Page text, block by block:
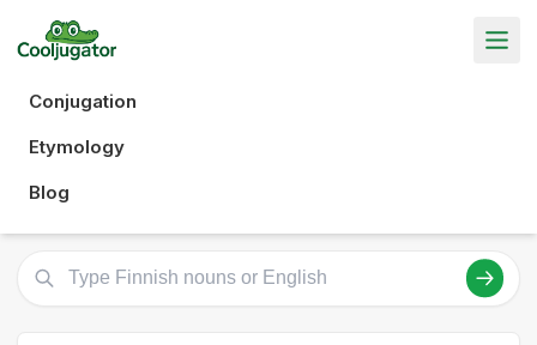
Conjugation
Etymology
Blog